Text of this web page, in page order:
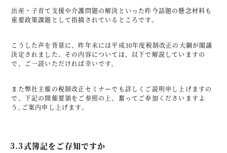
出産・子育て支援や介護問題の解決といった昨今話題の懸念材料も
重要政策課題として指摘されているところです。
こうした声を背景に、昨年末には平成30年度税制改正の大綱が閣議
決定されました。その内容については、以下で解説していますの
で、ご一読いただければ幸いです。
また弊社主催の税制改正セミナーでも詳しくご説明申し上げますの
で、下記の開催要領をご参照の上、奮ってご参加くださいますよ
う､ご案内申し上げます。
3.3式簿記をご存知ですか